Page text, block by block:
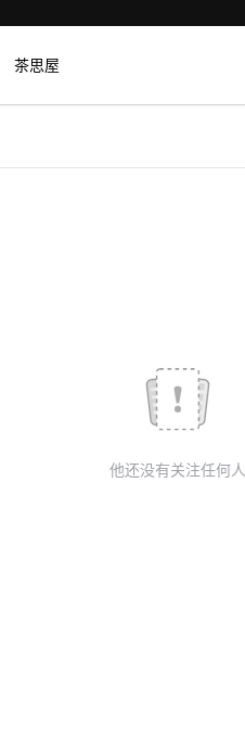
茶思屋
他还没有关注任何人